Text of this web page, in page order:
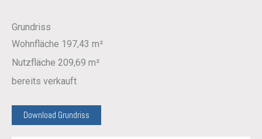
Grundriss
Wohnfläche 197,43 m²
Nutzfläche 209,69 m²
bereits verkauft
Download Grundriss